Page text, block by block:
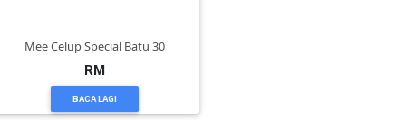
RM
BACA LAGI